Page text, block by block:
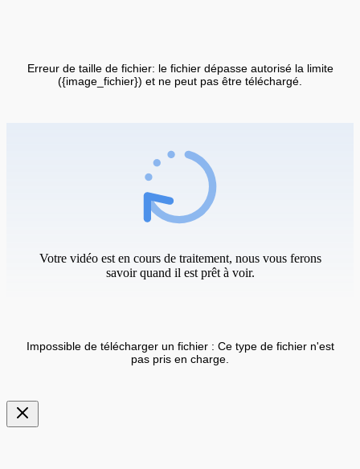
Erreur de taille de fichier: le fichier dépasse autorisé la limite
({image_fichier}) et ne peut pas être téléchargé.
Votre vidéo est en cours de traitement, nous vous ferons
savoir quand il est prêt à voir.
Impossible de télécharger un fichier : Ce type de fichier n'est
pas pris en charge.